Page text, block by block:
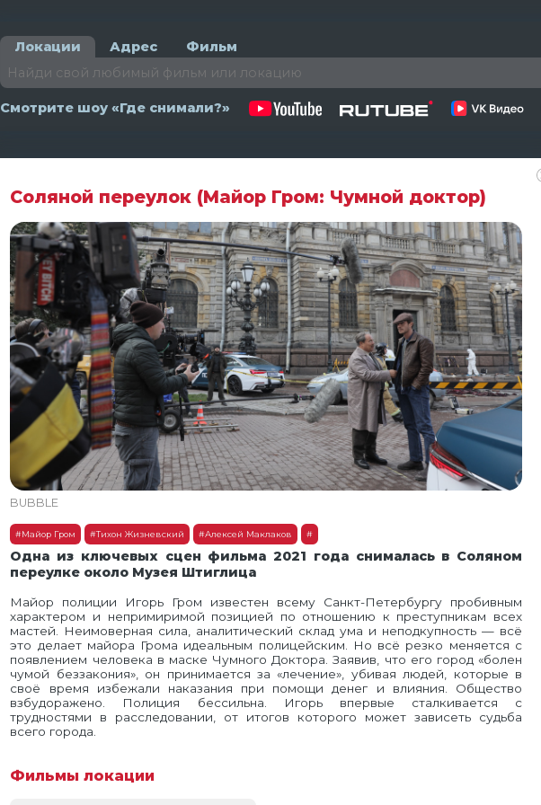
Локации Адрес Фильм
Смотрите шоу «Где снимали?»
Соляной переулок (Майор Гром: Чумной доктор)
BUBBLE
#Майор Гром #Тихон Жизневский #Алексей Маклаков #
Одна из ключевых сцен фильма 2021 года снималась в Соляном
переулке около Музея Штиглица
Майор полиции Игорь Гром известен всему Санкт-Петербургу пробивным
характером и непримиримой позицией по отношению к преступникам всех
мастей. Неимоверная сила, аналитический склад ума и неподкупность — всё
это делает майора Грома идеальным полицейским. Но всё резко меняется с
появлением человека в маске Чумного Доктора. Заявив, что его город «болен
чумой беззакония», он принимается за «лечение», убивая людей, которые в
своё время избежали наказания при помощи денег и влияния. Общество
взбудоражено. Полиция бессильна. Игорь впервые сталкивается с
трудностями в расследовании, от итогов которого может зависеть судьба
всего города.
Фильмы локации